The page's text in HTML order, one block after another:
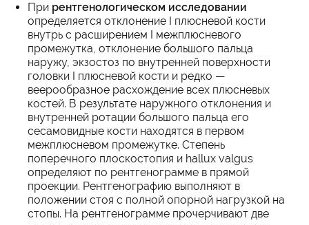
При рентгенологическом исследовании
определяется отклонение I плюсневой кости
внутрь с расширением I межплюсневого
промежутка, отклонение большого пальца
наружу, экзостоз по внутренней поверхности
головки I плюсневой кости и редко —
веерообразное расхождение всех плюсневых
костей. В результате наружного отклонения и
внутренней ротации большого пальца его
сесамовидные кости находятся в первом
межплюсневом промежутке. Степень
поперечного плоскостопия и hallux valgus
определяют по рентгенограмме в прямой
проекции. Рентгенографию выполняют в
положении стоя с полной опорной нагрузкой на
стопы. На рентгенограмме прочерчивают две